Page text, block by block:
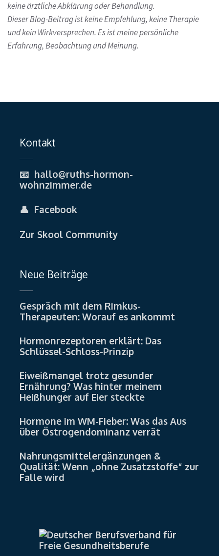
keine ärztliche Abklärung oder Behandlung.
Dieser Blog-Beitrag ist keine Empfehlung, keine Therapie
und kein Wirkversprechen.Es ist meine persönliche
Erfahrung, Beobachtung und Meinung.
Kontakt
📧 hallo@ruths-hormon-
wohnzimmer.de
👤 Facebook
Zur Skool Community
Neue Beiträge
Gespräch mit dem Rimkus-
Therapeuten: Worauf es ankommt
Hormonrezeptoren erklärt: Das
Schlüssel-Schloss-Prinzip
Eiweißmangel trotz gesunder
Ernährung? Was hinter meinem
Heißhunger auf Eier steckte
Hormone im WM-Fieber: Was das Aus
über Östrogendominanz verrät
Nahrungsmittelergänzungen &
Qualität: Wenn „ohne Zusatzstoffe“ zur
Falle wird